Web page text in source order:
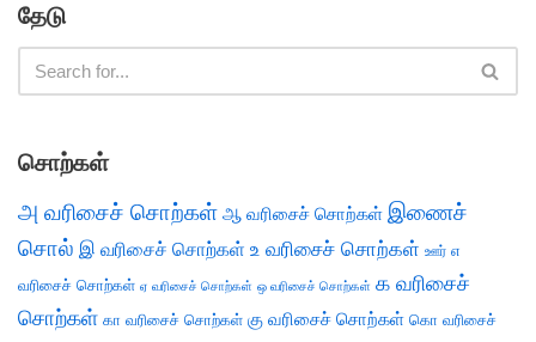
தேடு
சொற்கள்
அ வரிசைச் சொற்கள் ஆ வரிசைச் சொற்கள் இணைச்
சொல் இ வரிசைச் சொற்கள் உ வரிசைச் சொற்கள் ஊர் எ
வரிசைச் சொற்கள் ஏ வரிசைச் சொற்கள் ஒ வரிசைச் சொற்கள் க வரிசைச்
சொற்கள் கா வரிசைச் சொற்கள் கு வரிசைச் சொற்கள் கொ வரிசைச்